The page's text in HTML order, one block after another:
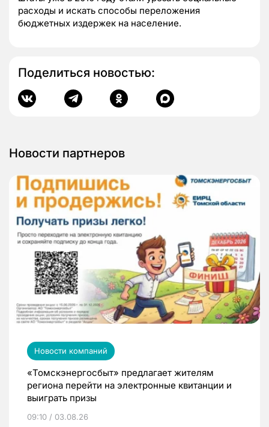
расходы и искать способы переложения
бюджетных издержек на население.
Поделиться новостью:
Новости партнеров
Новости компаний
«Томскэнергосбыт» предлагает жителям
региона перейти на электронные квитанции и
выиграть призы
09:10 / 03.08.26